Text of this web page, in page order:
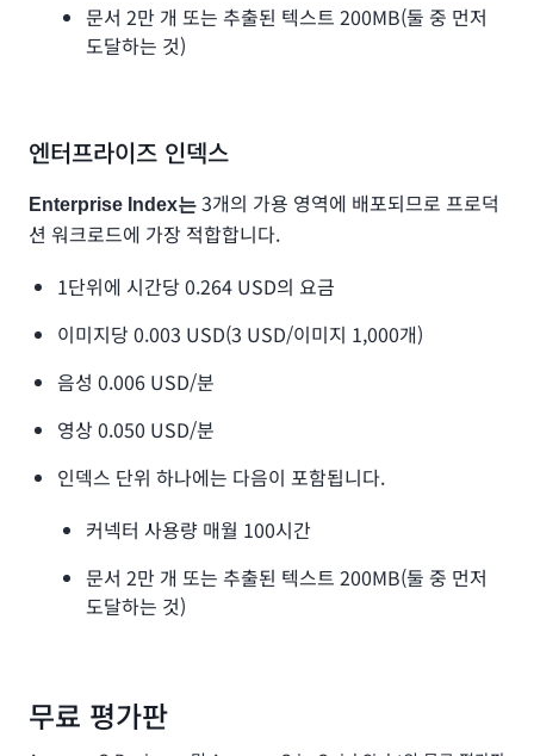
문서 2만 개 또는 추출된 텍스트 200MB(둘 중 먼저
도달하는 것)
엔터프라이즈 인덱스
Enterprise Index는 3개의 가용 영역에 배포되므로 프로덕
션 워크로드에 가장 적합합니다.
1단위에 시간당 0.264 USD의 요금
이미지당 0.003 USD(3 USD/이미지 1,000개)
음성 0.006 USD/분
영상 0.050 USD/분
인덱스 단위 하나에는 다음이 포함됩니다.
커넥터 사용량 매월 100시간
문서 2만 개 또는 추출된 텍스트 200MB(둘 중 먼저
도달하는 것)
무료 평가판